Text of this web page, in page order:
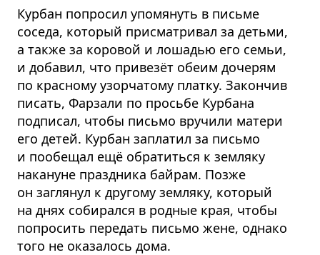
Курбан попросил упомянуть в письме
соседа, который присматривал за детьми,
а также за коровой и лошадью его семьи,
и добавил, что привезёт обеим дочерям
по красному узорчатому платку. Закончив
писать, Фарзали по просьбе Курбана
подписал, чтобы письмо вручили матери
его детей. Курбан заплатил за письмо
и пообещал ещё обратиться к земляку
накануне праздника байрам. Позже
он заглянул к другому земляку, который
на днях собирался в родные края, чтобы
попросить передать письмо жене, однако
того не оказалось дома.